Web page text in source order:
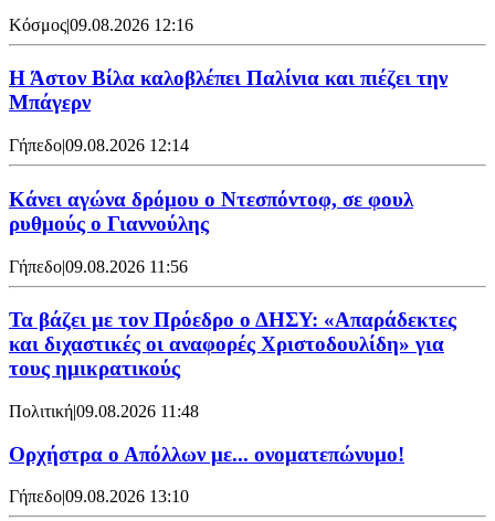
Κόσμος|09.08.2026 12:16
Η Άστον Βίλα καλοβλέπει Παλίνια και πιέζει την
Μπάγερν
Γήπεδο|09.08.2026 12:14
Kάνει αγώνα δρόμου ο Ντεσπόντοφ, σε φουλ
ρυθμούς ο Γιαννούλης
Γήπεδο|09.08.2026 11:56
Τα βάζει με τον Πρόεδρο ο ΔΗΣΥ: «Απαράδεκτες
και διχαστικές οι αναφορές Χριστοδουλίδη» για
τους ημικρατικούς
Πολιτική|09.08.2026 11:48
Ορχήστρα o Aπόλλων με... ονοματεπώνυμο!
Γήπεδο|09.08.2026 13:10